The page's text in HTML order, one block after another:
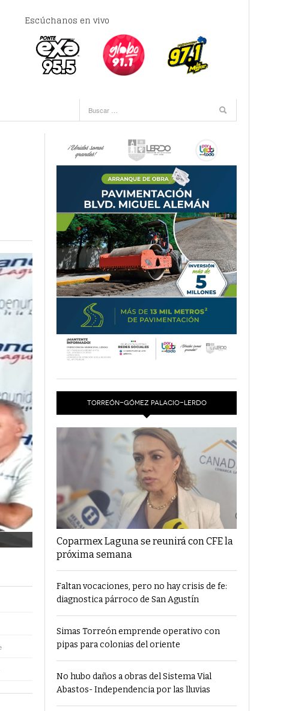
Escúchanos en vivo
TORREÓN-GÓMEZ PALACIO-LERDO
Coparmex Laguna se reunirá con CFE la
próxima semana
Faltan vocaciones, pero no hay crisis de fe:
diagnostica párroco de San Agustín
Simas Torreón emprende operativo con
pipas para colonias del oriente
No hubo daños a obras del Sistema Vial
Abastos- Independencia por las lluvias